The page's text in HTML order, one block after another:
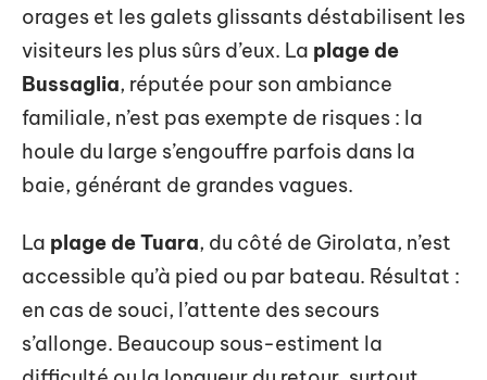
orages et les galets glissants déstabilisent les
visiteurs les plus sûrs d’eux. La plage de
Bussaglia, réputée pour son ambiance
familiale, n’est pas exempte de risques : la
houle du large s’engouffre parfois dans la
baie, générant de grandes vagues.
La plage de Tuara, du côté de Girolata, n’est
accessible qu’à pied ou par bateau. Résultat :
en cas de souci, l’attente des secours
s’allonge. Beaucoup sous-estiment la